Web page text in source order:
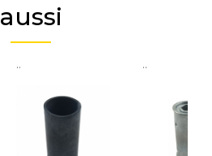
aussi
.. ..